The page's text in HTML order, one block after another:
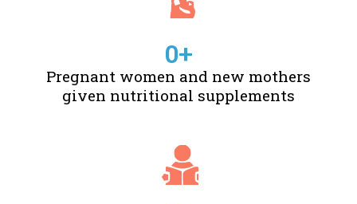
Pregnant women and new mothers
given nutritional supplements
0+